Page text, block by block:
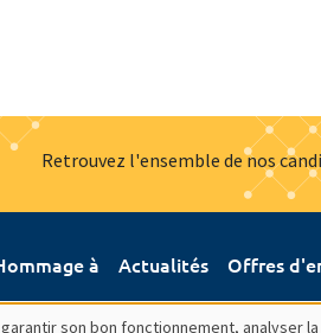
Retrouvez l'ensemble de nos
à Actualités Offres
son bon fonctionnement, analyser